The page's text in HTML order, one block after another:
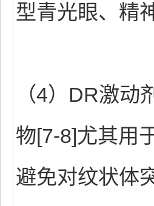
型青光眼、精
（4）DR激
物[7-8]尤其用
避免对纹状体